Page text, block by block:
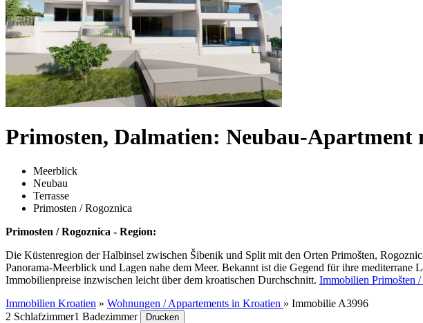
Primosten, Dalmatien: Neubau-Apartment
Meerblick
Neubau
Terrasse
Primosten / Rogoznica
Primosten / Rogoznica - Region:
Die Küstenregion der Halbinsel zwischen Šibenik und Split mit den Orten Primošten,
Panorama-Meerblick und Lagen nahe dem Meer. Bekannt ist die Gegend für ihre
Immobilienpreise inzwischen leicht über dem kroatischen Durchschnitt. Immobilien Primošten
Immobilien Kroatien » Wohnungen / Appartements in Kroatien » Immobilie A3996
2 Schlafzimmer1 Badezimmer Drucken